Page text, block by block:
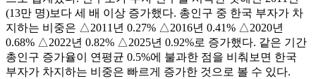
(13만 명)보다 세 배 이상 증가했다. 총인구 중 한국 부자가 차
지하는 비중은 △2011년 0.27% △2016년 0.41% △2020년
0.68% △2022년 0.82% △2025년 0.92%로 증가했다. 같은 기간
총인구 증가율이 연평균 0.5%에 불과한 점을 비춰보면 한국
부자가 차지하는 비중은 빠르게 증가한 것으로 볼 수 있다.